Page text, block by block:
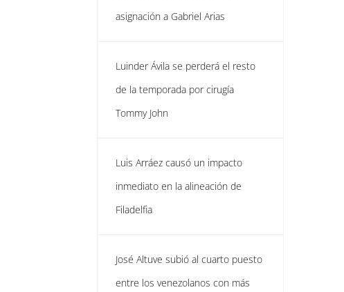
asignación a Gabriel Arias
Luinder Ávila se perderá el resto
de la temporada por cirugía
Tommy John
Luis Arráez causó un impacto
inmediato en la alineación de
Filadelfia
José Altuve subió al cuarto puesto
entre los venezolanos con más